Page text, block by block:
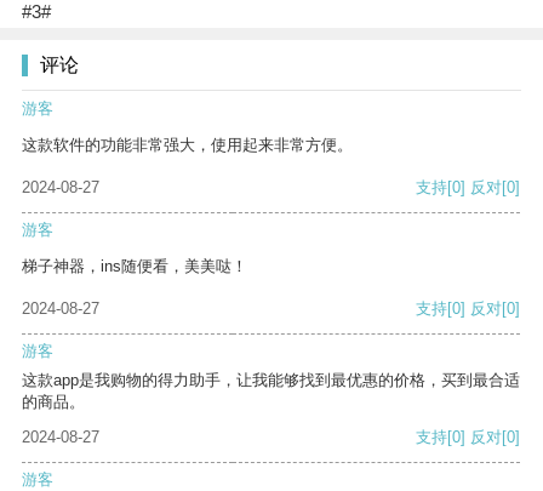
#3#
评论
游客
这款软件的功能非常强大，使用起来非常方便。
2024-08-27 支持[0] 反对[0]
游客
梯子神器，ins随便看，美美哒！
2024-08-27 支持[0] 反对[0]
游客
这款app是我购物的得力助手，让我能够找到最优惠的价格，买到最合适
的商品。
2024-08-27
支持[0] 反对[0]
游客